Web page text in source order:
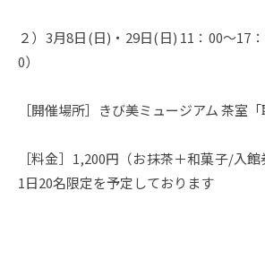
２）3月8日(日)・29日(日) 11：00～17
0）
［開催場所］きび美ミュージアム 茶室「
［料金］1,200円（お抹茶＋和菓子/入
1日20名限定を予定しております